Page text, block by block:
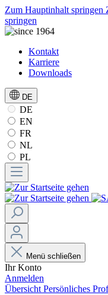
Zum Hauptinhalt springen
springen
Kontakt
Karriere
Downloads
DE
DE
EN
FR
NL
PL
Menü schließen
Ihr Konto
Anmelden
Übersicht Persönliches